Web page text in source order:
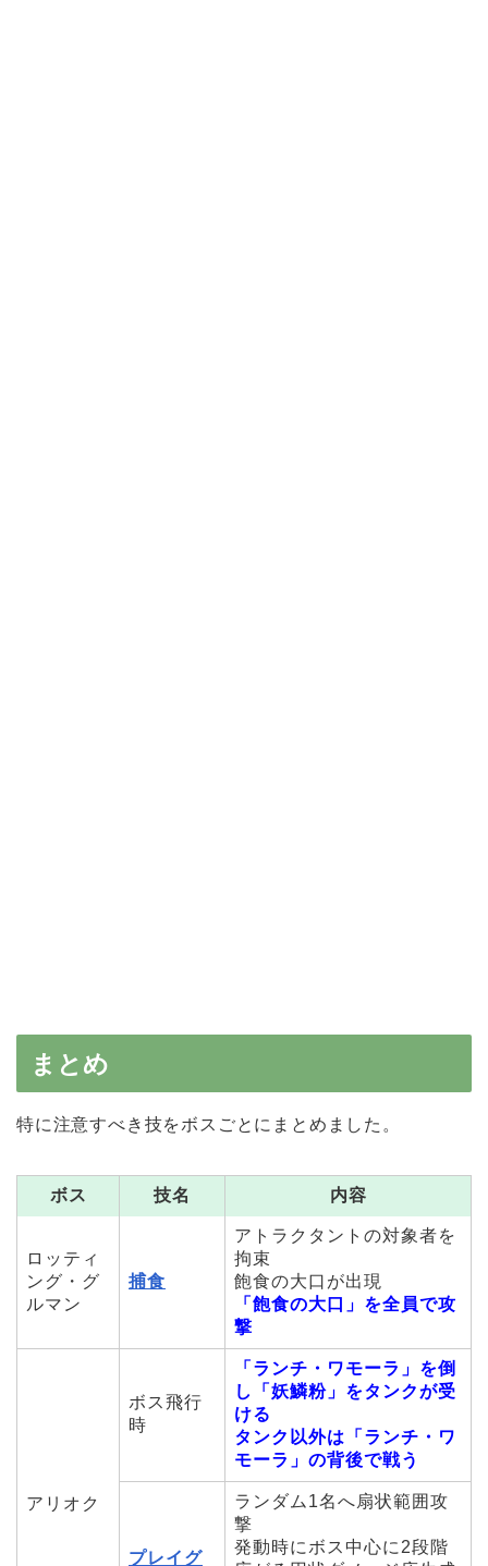
まとめ
特に注意すべき技をボスごとにまとめました。
ボス 技名 内容
ロッティ
ング・グ
ルマン
捕食
アトラクタントの対象者を
拘束
飽食の大口が出現
「飽食の大口」を全員で攻
撃
アリオク
ボス飛行
時
「ランチ・ワモーラ」を倒
し「妖鱗粉」をタンクが受
ける
タンク以外は「ランチ・ワ
モーラ」の背後で戦う
プレイグ
ランダム1名へ扇状範囲攻
撃
発動時にボス中心に2段階